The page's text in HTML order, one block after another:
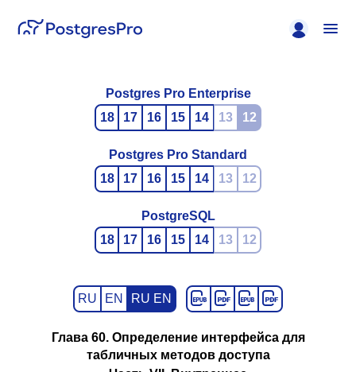
Postgres Pro Enterprise
18
17 16 15 14 13 12
Postgres Pro Standard
18
17 16 15 14 13 12
PostgreSQL
18
17 16 15 14 13 12
RU EN RU EN
Глава 60. Определение интерфейса для
табличных методов доступа